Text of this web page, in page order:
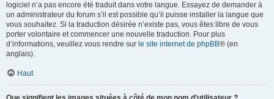
logiciel n’a pas encore été traduit dans votre langue. Essayez de demander à
un administrateur du forum s’il est possible qu’il puisse installer la langue que
vous souhaitez. Si la traduction désirée n’existe pas, vous êtes libre de vous
porter volontaire et commencer une nouvelle traduction. Pour plus
d’informations, veuillez vous rendre sur le site internet de phpBB® (en
anglais).
Haut